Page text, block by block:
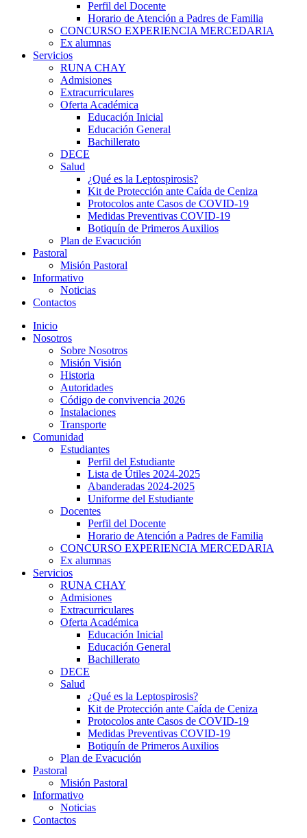
Perfil del Docente
Horario de Atención a Padres de Familia
CONCURSO EXPERIENCIA MERCEDARIA
Ex alumnas
Servicios
RUNA CHAY
Admisiones
Extracurriculares
Oferta Académica
Educación Inicial
Educación General
Bachillerato
DECE
Salud
¿Qué es la Leptospirosis?
Kit de Protección ante Caída de Ceniza
Protocolos ante Casos de COVID-19
Medidas Preventivas COVID-19
Botiquín de Primeros Auxilios
Plan de Evacución
Pastoral
Misión Pastoral
Informativo
Noticias
Contactos
Inicio
Nosotros
Sobre Nosotros
Misión Visión
Historia
Autoridades
Código de convivencia 2026
Instalaciones
Transporte
Comunidad
Estudiantes
Perfil del Estudiante
Lista de Útiles 2024-2025
Abanderadas 2024-2025
Uniforme del Estudiante
Docentes
Perfil del Docente
Horario de Atención a Padres de Familia
CONCURSO EXPERIENCIA MERCEDARIA
Ex alumnas
Servicios
RUNA CHAY
Admisiones
Extracurriculares
Oferta Académica
Educación Inicial
Educación General
Bachillerato
DECE
Salud
¿Qué es la Leptospirosis?
Kit de Protección ante Caída de Ceniza
Protocolos ante Casos de COVID-19
Medidas Preventivas COVID-19
Botiquín de Primeros Auxilios
Plan de Evacución
Pastoral
Misión Pastoral
Informativo
Noticias
Contactos